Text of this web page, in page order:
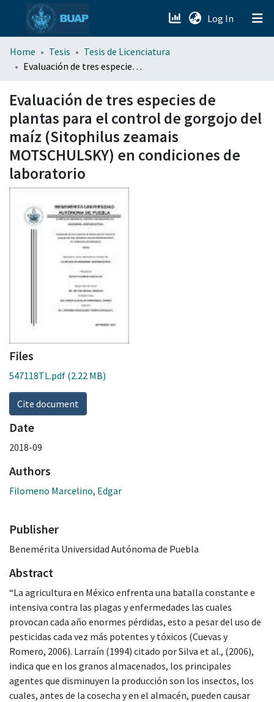
Log In (current)
menu.section.about_menu
Home Tesis
Tesis de Licenciatura
Evaluación de tres especies de plantas para el control de gorgojo del maíz (Sitophilus zeamais MOTSCHULSKY) en condiciones de laboratorio
Evaluación de tres especies de
plantas para el control de gorgojo del
maíz (Sitophilus zeamais
MOTSCHULSKY) en condiciones de
laboratorio
Files
547118TL.pdf (2.22 MB)
Cite document
Date
2018-09
Authors
Filomeno Marcelino, Edgar
Publisher
Benemérita Universidad Autónoma de Puebla
Abstract
“La agricultura en México enfrenta una batalla constante e
intensiva contra las plagas y enfermedades las cuales
provocan cada año enormes pérdidas, esto a pesar del uso de
pesticidas cada vez más potentes y tóxicos (Cuevas y
Romero, 2006). Larraín (1994) citado por Silva et al., (2006),
indica que en los granos almacenados, los principales
agentes que disminuyen la producción son los insectos, los
cuales, antes de la cosecha y en el almacén, pueden causar